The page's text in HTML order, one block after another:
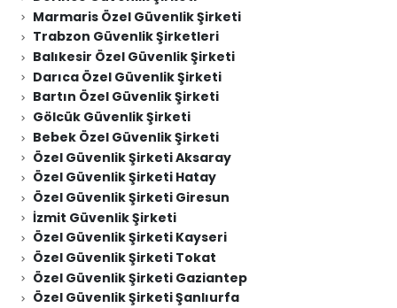
Marmaris Özel Güvenlik Şirketi
Trabzon Güvenlik Şirketleri
Balıkesir Özel Güvenlik Şirketi
Darıca Özel Güvenlik Şirketi
Bartın Özel Güvenlik Şirketi
Gölcük Güvenlik Şirketi
Bebek Özel Güvenlik Şirketi
Özel Güvenlik Şirketi Aksaray
Özel Güvenlik Şirketi Hatay
Özel Güvenlik Şirketi Giresun
İzmit Güvenlik Şirketi
Özel Güvenlik Şirketi Kayseri
Özel Güvenlik Şirketi Tokat
Özel Güvenlik Şirketi Gaziantep
Özel Güvenlik Şirketi Şanlıurfa